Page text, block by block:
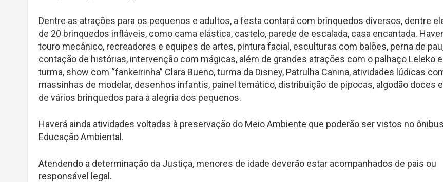
Dentre as atrações para os pequenos e adultos, a festa contará com brinquedos diversos, dentre
de 20 brinquedos infláveis, como cama elástica, castelo, parede de escalada, casa encantada.
touro mecânico, recreadores e equipes de artes, pintura facial, esculturas com balões, perna de
contação de histórias, intervenção com mágicas, além de grandes atrações com o palhaço Leleko
turma, show com “fankeirinha” Clara Bueno, turma da Disney, Patrulha Canina, atividades lúdicas
massinhas de modelar, desenhos infantis, painel temático, distribuição de pipocas, algodão doces
de vários brinquedos para a alegria dos pequenos.
Haverá ainda atividades voltadas à preservação do Meio Ambiente que poderão ser vistos no
Educação Ambiental.
Atendendo a determinação da Justiça, menores de idade deverão estar acompanhados de pais ou
responsável legal.